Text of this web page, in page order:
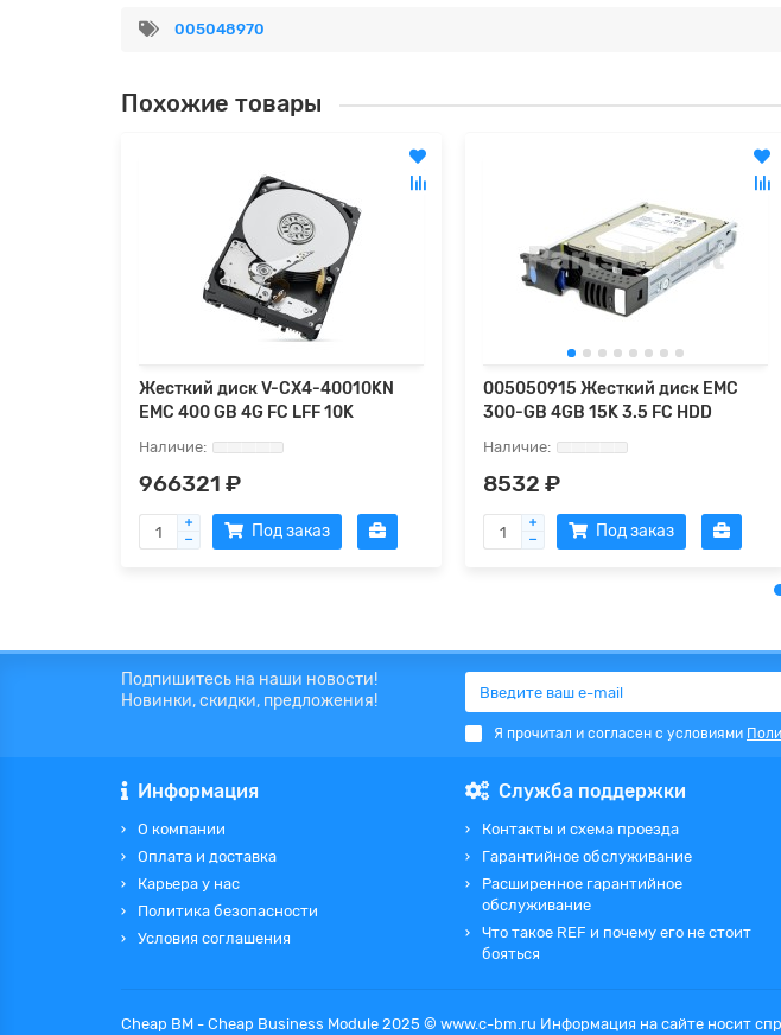
005048970
Похожие товары
Жесткий диск V-CX4-40010KN
EMC 400 GB 4G FC LFF 10K
966321 ₽
Под заказ
005050915 Жесткий диск EMC
300-GB 4GB 15K 3.5 FC HDD
8532 ₽
Под заказ
Подпишитесь на наши новости!
Новинки, скидки, предложения!
Я прочитал и согласен с условиями
Информация
О компании
Оплата и доставка
Карьера у нас
Политика безопасности
Условия соглашения
Служба поддержки
Контакты и схема проезда
Гарантийное обслуживание
Расширенное гарантийное
обслуживание
Что такое REF и почему его не стоит
бояться
Cheap BM - Cheap Business Module 2025 © www.c-bm.ru Информация на сайте носит